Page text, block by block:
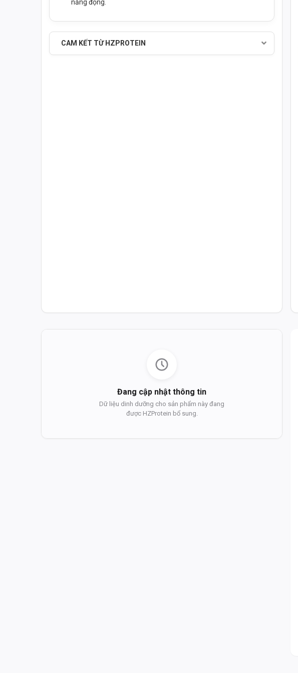
năng động.
CAM KẾT TỪ HZPROTEIN
Đang cập nhật thông tin
Dữ liệu dinh dưỡng cho sản phẩm này đang
được HZProtein bổ sung.